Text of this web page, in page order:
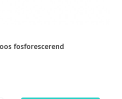
fosforescerend